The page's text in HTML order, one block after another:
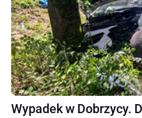
Wypadek w Dobrzycy.